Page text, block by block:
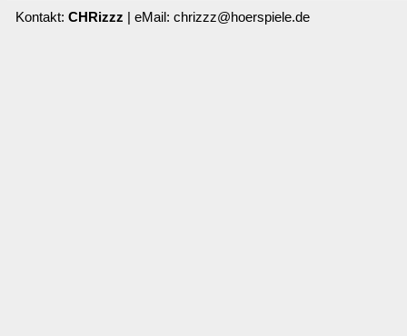
Kontakt: CHRizzz | eMail: chrizzz@hoerspiele.de